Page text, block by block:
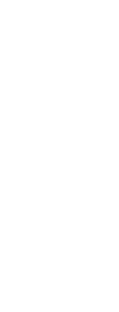
De zeer riante
woonkamer
spoelbak,
De woning
badkamer is
De inpandige
De woning heeft
– gelegen in de
– gelegen nabij
– gelegen aan de
– gelegen nabij